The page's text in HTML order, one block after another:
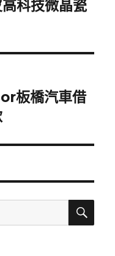
科技微晶瓷
板橋汽車借
搜